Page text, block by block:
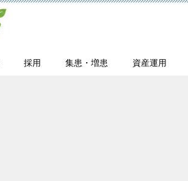
採用 集患・増患 資産運用